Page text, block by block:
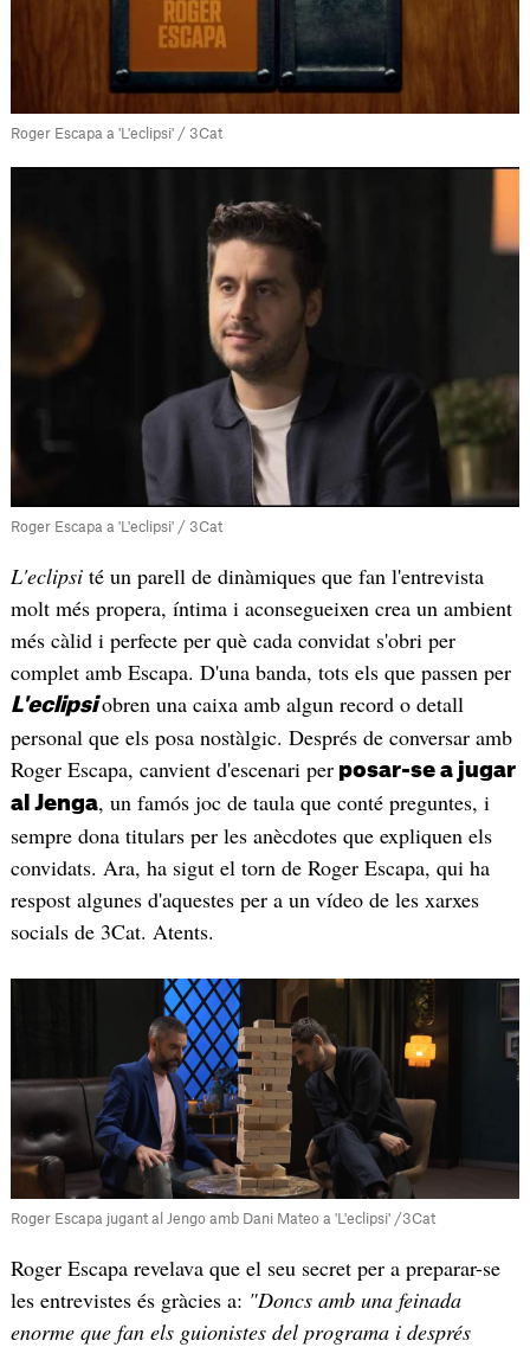
Roger Escapa a 'L'eclipsi' / 3Cat
Roger Escapa a 'L'eclipsi' / 3Cat
L'eclipsité un parell de dinàmiques que fan l'entrevista
molt més propera, íntima i aconsegueixen crea un ambient
més càlid i perfecte per què cada convidat s'obri per
complet amb Escapa. D'una banda, tots els que passen per
L'eclipsiobren una caixa amb algun record o detall
personal que els posa nostàlgic. Després de conversar amb
Roger Escapa, canvient d'escenari perposar-se a jugar
al Jenga, un famós joc de taula que conté preguntes, i
sempre dona titulars per les anècdotes que expliquen els
convidats. Ara, ha sigut el torn de Roger Escapa, qui ha
respost algunes d'aquestes per a un vídeo de les xarxes
socials de 3Cat. Atents.
Roger Escapa jugant al Jengo amb Dani Mateo a 'L'eclipsi' /3Cat
Roger Escapa revelava que el seu secret per a preparar-se
les entrevistes és gràcies a: "Doncs amb una feinada
enorme que fan els guionistes del programa i després